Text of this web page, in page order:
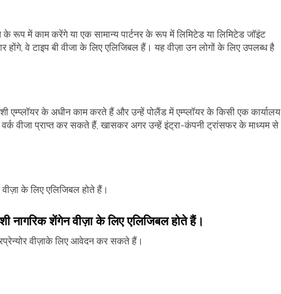
के रूप में काम करेंगे या एक सामान्य पार्टनर के रूप में लिमिटेड या लिमिटेड जॉइंट
होंगे, वे टाइप बी वीजा के लिए एलिजिबल हैं। यह वीज़ा उन लोगों के लिए उपलब्ध है
एम्प्लॉयर के अधीन काम करते हैं और उन्हें पोलैंड में एम्प्लॉयर के किसी एक कार्यालय
वीजा प्राप्त कर सकते हैं, खासकर अगर उन्हें इंट्रा-कंपनी ट्रांसफर के माध्यम से
के लिए एलिजिबल होते हैं।
नागरिक शेंगेन वीज़ा के लिए एलिजिबल होते हैं।
वीज़ाके लिए आवेदन कर सकते हैं।